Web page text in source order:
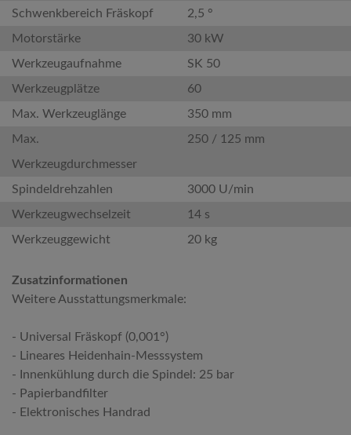
Schwenkbereich Fräskopf
2,5 °
Motorstärke
30 kW
Werkzeugaufnahme
SK 50
Werkzeugplätze
60
Max. Werkzeuglänge
350 mm
Max.
Werkzeugdurchmesser
250 / 125 mm
Spindeldrehzahlen
3000 U/min
Werkzeugwechselzeit
14 s
Werkzeuggewicht
20 kg
Zusatzinformationen
Weitere Ausstattungsmerkmale:
- Universal Fräskopf (0,001°)
- Lineares Heidenhain-Messsystem
- Innenkühlung durch die Spindel: 25 bar
- Papierbandfilter
- Elektronisches Handrad